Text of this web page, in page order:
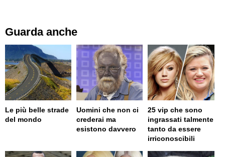
Guarda anche
Le più belle strade
del mondo
Uomini che non ci
crederai ma
esistono davvero
25 vip che sono
ingrassati talmente
tanto da essere
irriconoscibili